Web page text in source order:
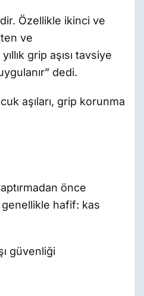
Özellikle ikinci ve
ve
grip aşısı tavsiye
dedi.
aşıları, grip korunma
önce
genellikle hafif: kas
güvenliği